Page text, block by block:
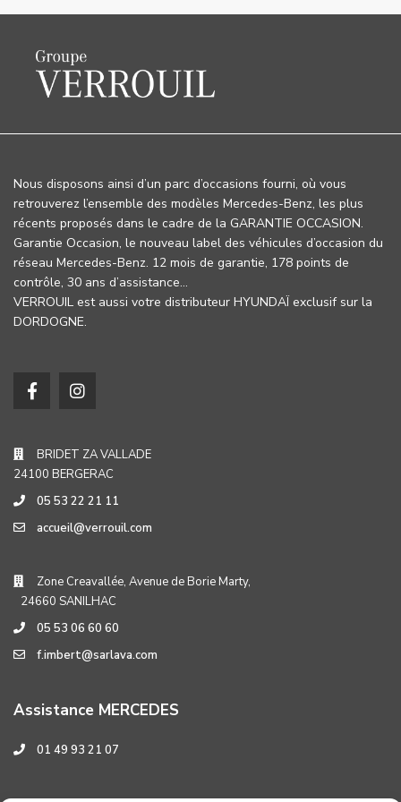
Nous disposons ainsi d’un parc d’occasions fourni, où vous
retrouverez l’ensemble des modèles Mercedes-Benz, les plus
récents proposés dans le cadre de la GARANTIE OCCASION.
Garantie Occasion, le nouveau label des véhicules d’occasion du
réseau Mercedes-Benz. 12 mois de garantie, 178 points de
contrôle, 30 ans d’assistance…
VERROUIL est aussi votre distributeur HYUNDAÏ exclusif sur la
DORDOGNE.
BRIDET ZA VALLADE
24100 BERGERAC
05 53 22 21 11
accueil@verrouil.com
Zone Creavallée, Avenue de Borie Marty,
24660 SANILHAC
05 53 06 60 60
f.imbert@sarlava.com
Assistance MERCEDES
01 49 93 21 07